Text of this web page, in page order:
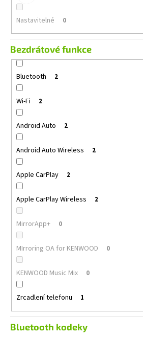
Nastavitelné 0
Bezdrátové funkce
Bluetooth 2
Wi-Fi 2
Android Auto 2
Android Auto Wireless 2
Apple CarPlay 2
Apple CarPlay Wireless 2
MirrorApp+ 0
MIrroring OA for KENWOOD 0
KENWOOD Music Mix 0
Zrcadlení telefonu 1
Bluetooth kodeky